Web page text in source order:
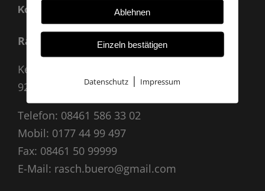
Kontakt
Rasch Archäologie
Kevenhüll A 33
92339 Beilngries
Telefon: 08461 586 33 02
Mobil: 0177 44 99 497
Fax: 08461 50 99999
E-Mail: rasch.buero@gmail.com
Ablehnen
Einzeln bestätigen
Datenschutz | Impressum